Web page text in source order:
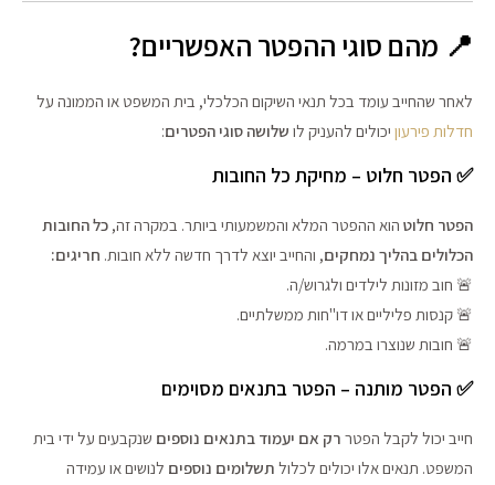
📍 מהם סוגי ההפטר האפשריים?
לאחר שהחייב עומד בכל תנאי השיקום הכלכלי, בית המשפט או הממונה על
חדלות פירעון יכולים להעניק לו שלושה סוגי הפטרים:
✅ הפטר חלוט – מחיקת כל החובות
הפטר חלוט הוא ההפטר המלא והמשמעותי ביותר. במקרה זה, כל החובות
הכלולים בהליך נמחקים, והחייב יוצא לדרך חדשה ללא חובות. חריגים:
🚨 חוב מזונות לילדים ולגרוש/ה.
🚨 קנסות פליליים או דו"חות ממשלתיים.
🚨 חובות שנוצרו במרמה.
✅ הפטר מותנה – הפטר בתנאים מסוימים
חייב יכול לקבל הפטר רק אם יעמוד בתנאים נוספים שנקבעים על ידי בית
המשפט. תנאים אלו יכולים לכלול תשלומים נוספים לנושים או עמידה